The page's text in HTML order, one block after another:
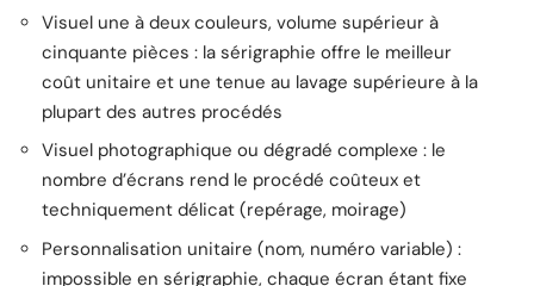
Visuel une à deux couleurs, volume supérieur à
cinquante pièces : la sérigraphie offre le meilleur
coût unitaire et une tenue au lavage supérieure à la
plupart des autres procédés
Visuel photographique ou dégradé complexe : le
nombre d’écrans rend le procédé coûteux et
techniquement délicat (repérage, moirage)
Personnalisation unitaire (nom, numéro variable) :
impossible en sérigraphie, chaque écran étant fixe